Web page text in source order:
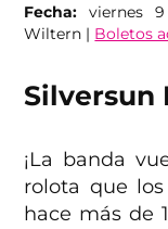
Fecha: viernes
Wiltern | Boletos
Silversun
¡La banda
rolota que
hace más de